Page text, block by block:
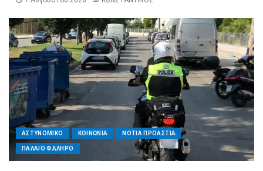
ΑΣΤΥΝΟΜΙΚΟ ΚΟΙΝΩΝΙΑ ΝΟΤΙΑ ΠΡΟΑΣΤΙΑ
ΠΑΛΑΙΟ ΦΑΛΗΡΟ